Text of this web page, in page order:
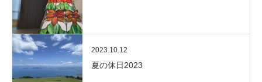
2023.10.12
夏の休日2023